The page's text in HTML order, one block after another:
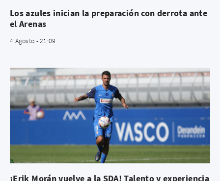
Los azules inician la preparación con derrota ante
el Arenas
4 Agosto - 21:09
¡Erik Morán vuelve a la SDA! Talento y experiencia